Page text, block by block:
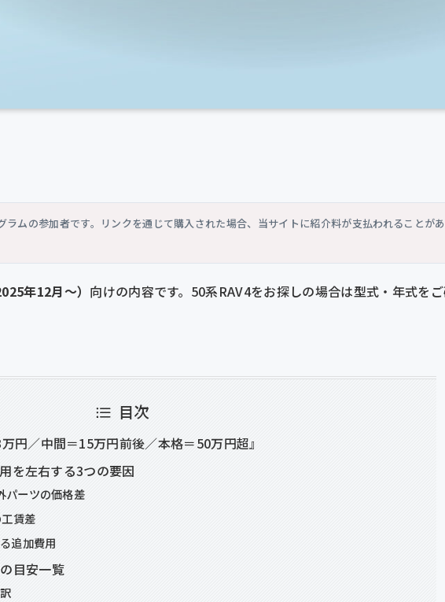
ムの参加者です。リンクを通じて購入された場合、当サイトに紹介料が支払われることがあ
年12月〜） 向けの内容です。50系RAV4をお探しの場合は型式・年式を
目次
円／中間＝15万円前後／本格＝50万円超』
を左右する3つの要因
パーツの価格差
賃差
追加費用
目安一覧